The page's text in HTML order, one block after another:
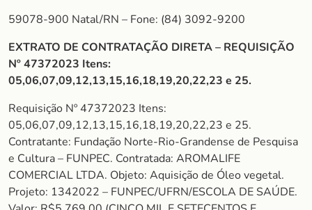
59078-900 Natal/RN – Fone: (84) 3092-9200
EXTRATO DE CONTRATAÇÃO DIRETA – REQUISIÇÃO
Nº 47372023 Itens:
05,06,07,09,12,13,15,16,18,19,20,22,23 e 25.
Requisição Nº 47372023 Itens:
05,06,07,09,12,13,15,16,18,19,20,22,23 e 25.
Contratante: Fundação Norte-Rio-Grandense de Pesquisa
e Cultura – FUNPEC. Contratada: AROMALIFE
COMERCIAL LTDA. Objeto: Aquisição de Óleo vegetal.
Projeto: 1342022 – FUNPEC/UFRN/ESCOLA DE SAÚDE.